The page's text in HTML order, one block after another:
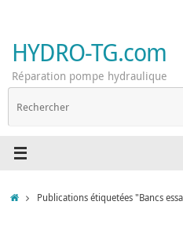
contenu
HYDRO-TG.com
Réparation pompe hydraulique
AccueilPublications étiquetées "Bancs